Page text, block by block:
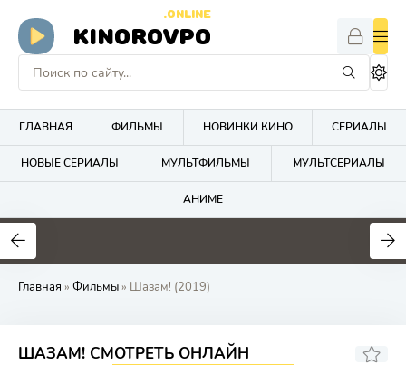
KINOROVPO
.ONLINE
ГЛАВНАЯ ФИЛЬМЫ НОВИНКИ КИНО СЕРИАЛЫ
НОВЫЕ СЕРИАЛЫ МУЛЬТФИЛЬМЫ МУЛЬТСЕРИАЛЫ
АНИМЕ
Главная » Фильмы» Шазам! (2019)
ШАЗАМ! СМОТРЕТЬ ОНЛАЙН
6.6 70